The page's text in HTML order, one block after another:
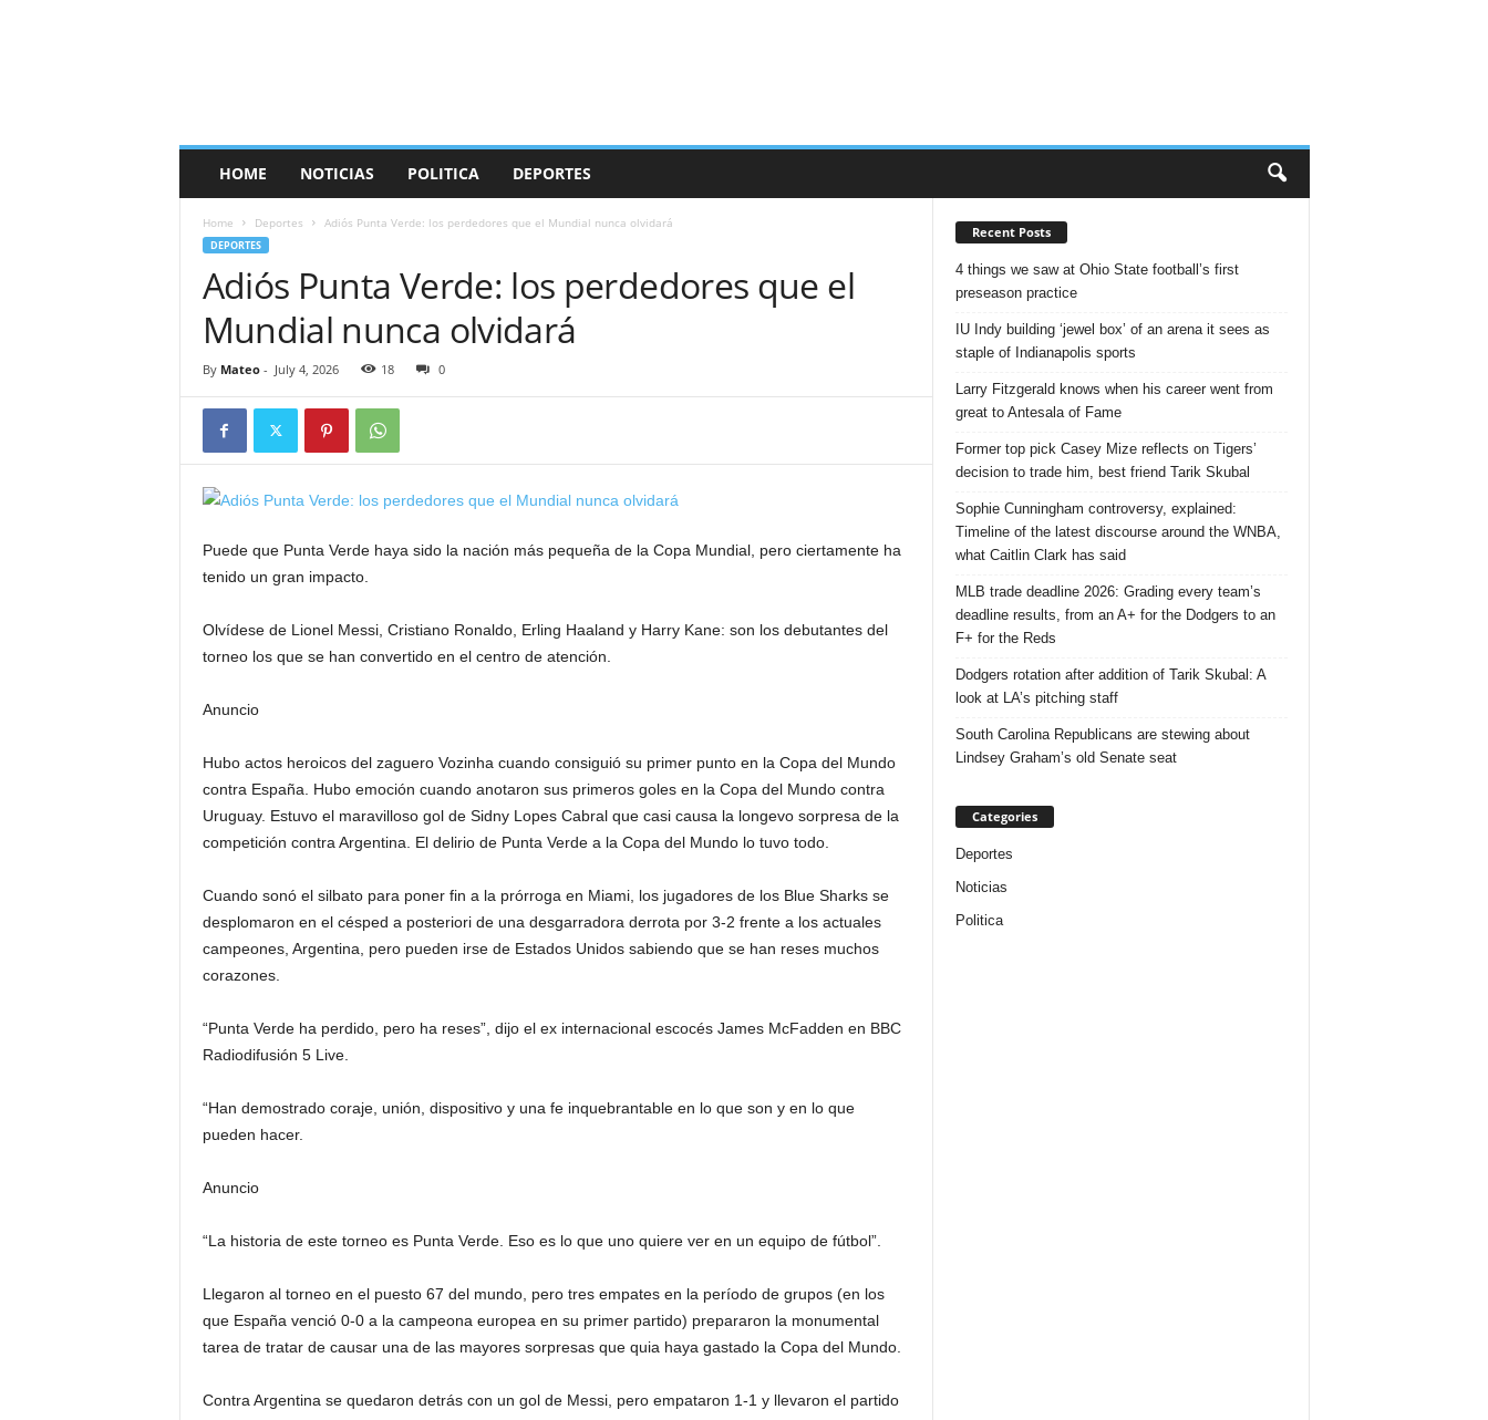
HOME NOTICIAS POLITICA DEPORTES
Home Deportes Adiós Punta Verde: los perdedores que el Mundial nunca olvidará
DEPORTES
Adiós Punta Verde: los perdedores que el
Mundial nunca olvidará
By Mateo- July 4, 2026 18 0
Puede que Punta Verde haya sido la nación más pequeña de la Copa Mundial, pero ciertamente ha
tenido un gran impacto.
Olvídese de Lionel Messi, Cristiano Ronaldo, Erling Haaland y Harry Kane: son los debutantes del
torneo los que se han convertido en el centro de atención.
Anuncio
Hubo actos heroicos del zaguero Vozinha cuando consiguió su primer punto en la Copa del Mundo
contra España. Hubo emoción cuando anotaron sus primeros goles en la Copa del Mundo contra
Uruguay. Estuvo el maravilloso gol de Sidny Lopes Cabral que casi causa la longevo sorpresa de la
competición contra Argentina. El delirio de Punta Verde a la Copa del Mundo lo tuvo todo.
Cuando sonó el silbato para poner fin a la prórroga en Miami, los jugadores de los Blue Sharks se
desplomaron en el césped a posteriori de una desgarradora derrota por 3-2 frente a los actuales
campeones, Argentina, pero pueden irse de Estados Unidos sabiendo que se han reses muchos
corazones.
“Punta Verde ha perdido, pero ha reses”, dijo el ex internacional escocés James McFadden en BBC
Radiodifusión 5 Live.
“Han demostrado coraje, unión, dispositivo y una fe inquebrantable en lo que son y en lo que
pueden hacer.
Anuncio
“La historia de este torneo es Punta Verde. Eso es lo que uno quiere ver en un equipo de fútbol”.
Llegaron al torneo en el puesto 67 del mundo, pero tres empates en la período de grupos (en los
que España venció 0-0 a la campeona europea en su primer partido) prepararon la monumental
tarea de tratar de causar una de las mayores sorpresas que quia haya gastado la Copa del Mundo.
Contra Argentina se quedaron detrás con un gol de Messi, pero empataron 1-1 y llevaron el partido
Recent Posts
4 things we saw at Ohio State football’s first
preseason practice
IU Indy building ‘jewel box’ of an arena it sees as
staple of Indianapolis sports
Larry Fitzgerald knows when his career went from
great to Antesala of Fame
Former top pick Casey Mize reflects on Tigers’
decision to trade him, best friend Tarik Skubal
Sophie Cunningham controversy, explained:
Timeline of the latest discourse around the WNBA,
what Caitlin Clark has said
MLB trade deadline 2026: Grading every team’s
deadline results, from an A+ for the Dodgers to an
F+ for the Reds
Dodgers rotation after addition of Tarik Skubal: A
look at LA’s pitching staff
South Carolina Republicans are stewing about
Lindsey Graham’s old Senate seat
Categories
Deportes
Noticias
Politica